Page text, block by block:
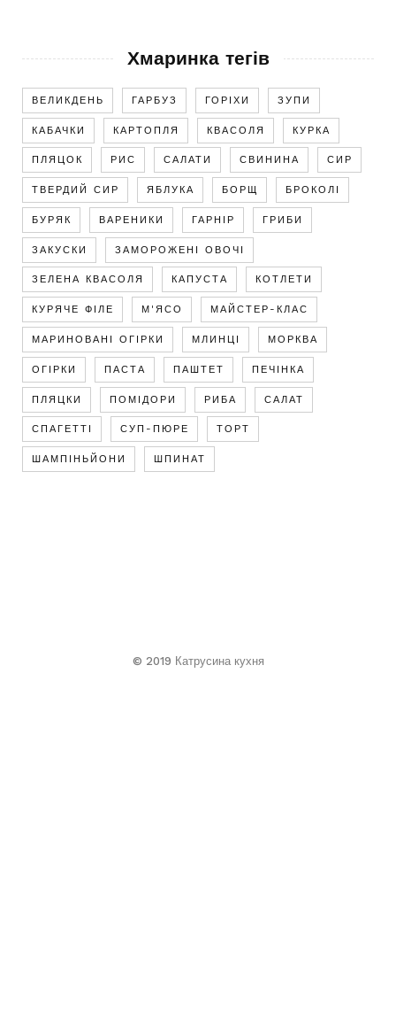
Хмаринка тегів
ВЕЛИКДЕНЬ ГАРБУЗ ГОРІХИ ЗУПИ
КАБАЧКИ КАРТОПЛЯ КВАСОЛЯ КУРКА
ПЛЯЦОК РИС САЛАТИ СВИНИНА СИР
ТВЕРДИЙ СИР ЯБЛУКА БОРЩ БРОКОЛІ
БУРЯК ВАРЕНИКИ ГАРНІР ГРИБИ
ЗАКУСКИ ЗАМОРОЖЕНІ ОВОЧІ
ЗЕЛЕНА КВАСОЛЯ КАПУСТА КОТЛЕТИ
КУРЯЧЕ ФІЛЕ М'ЯСО МАЙСТЕР-КЛАС
МАРИНОВАНІ ОГІРКИ МЛИНЦІ МОРКВА
ОГІРКИ ПАСТА ПАШТЕТ ПЕЧІНКА
ПЛЯЦКИ ПОМІДОРИ РИБА САЛАТ
СПАГЕТТІ СУП-ПЮРЕ ТОРТ
ШАМПІНЬЙОНИ ШПИНАТ
© 2019 Катрусина кухня